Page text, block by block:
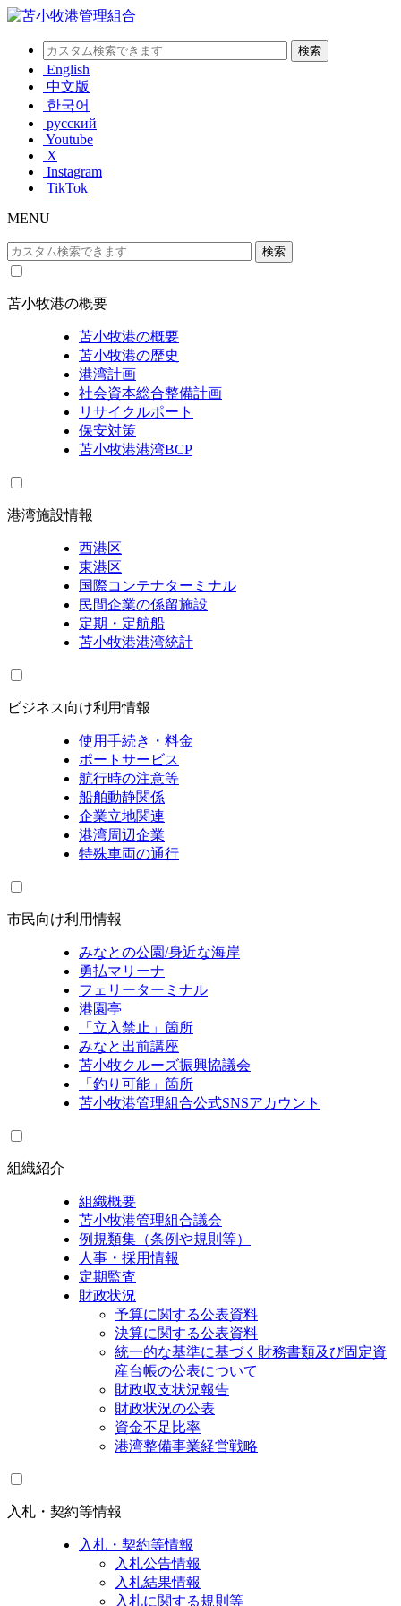
English
中文版
한국어
русский
Youtube
X
Instagram
TikTok
MENU
苫小牧港の概要
苫小牧港の概要
苫小牧港の歴史
港湾計画
社会資本総合整備計画
リサイクルポート
保安対策
苫小牧港港湾BCP
港湾施設情報
西港区
東港区
国際コンテナターミナル
民間企業の係留施設
定期・定航船
苫小牧港港湾統計
ビジネス向け利用情報
使用手続き・料金
ポートサービス
航行時の注意等
船舶動静関係
企業立地関連
港湾周辺企業
特殊車両の通行
市民向け利用情報
みなとの公園/身近な海岸
勇払マリーナ
フェリーターミナル
港園亭
「立入禁止」箇所
みなと出前講座
苫小牧クルーズ振興協議会
「釣り可能」箇所
苫小牧港管理組合公式SNSアカウント
組織紹介
組織概要
苫小牧港管理組合議会
例規類集（条例や規則等）
人事・採用情報
定期監査
財政状況
予算に関する公表資料
決算に関する公表資料
統一的な基準に基づく財務書類及び固定資
産台帳の公表について
財政収支状況報告
財政状況の公表
資金不足比率
港湾整備事業経営戦略
入札・契約等情報
入札・契約等情報
入札公告情報
入札結果情報
入札に関する規則等